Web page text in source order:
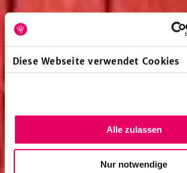
Diese Webseite verwendet Cookies
Alle zulassen
Nur notwendige